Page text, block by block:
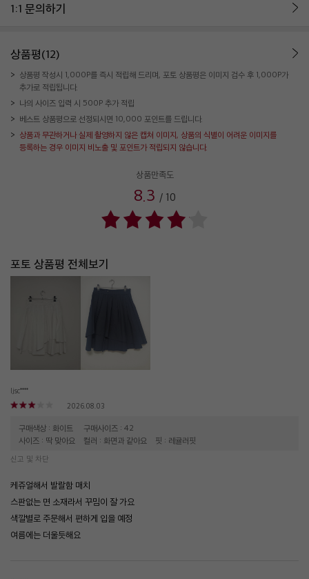
1:1 문의하기
상품평(12)
상품평 작성시 1,000P를 즉시 적립해 드리며, 포토 상품평은 이미지 검수 후 1,000P가
추가로 적립됩니다.
나의 사이즈 입력 시 500P 추가 적립
베스트 상품평으로 선정되시면 10,000 포인트를 드립니다.
상품과 무관하거나 실제 촬영하지 않은 캡쳐 이미지, 상품의 식별이 어려운 이미지를
등록하는 경우 이미지 비노출 및 포인트가 적립되지 않습니다.
상품만족도
8.3 / 10
포토 상품평 전체보기
ljsc****
2026.08.03
구매색상 : 화이트
구매사이즈 : 42
사이즈 : 딱 맞아요
컬러 : 화면과 같아요 핏 : 레귤러핏
신고 및 차단
케쥬얼해서 발랄함 매치
스판없는 면 소재라서 꾸밈이 잘 가요
색깔별로 주문해서 편하게 입을 예정
여름에는 더울듯해요